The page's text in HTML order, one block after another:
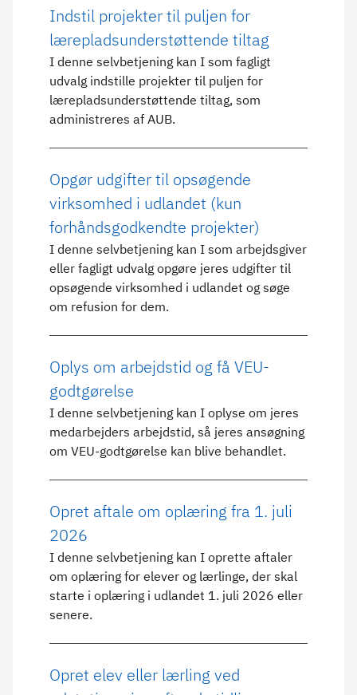
Indstil projekter til puljen for
lærepladsunderstøttende tiltag
I denne selvbetjening kan I som fagligt
udvalg indstille projekter til puljen for
lærepladsunderstøttende tiltag, som
administreres af AUB.
Opgør udgifter til opsøgende
virksomhed i udlandet (kun
forhåndsgodkendte projekter)
I denne selvbetjening kan I som arbejdsgiver
eller fagligt udvalg opgøre jeres udgifter til
opsøgende virksomhed i udlandet og søge
om refusion for dem.
Oplys om arbejdstid og få VEU-
godtgørelse
I denne selvbetjening kan I oplyse om jeres
medarbejders arbejdstid, så jeres ansøgning
om VEU-godtgørelse kan blive behandlet.
Opret aftale om oplæring fra 1. juli
2026
I denne selvbetjening kan I oprette aftaler
om oplæring for elever og lærlinge, der skal
starte i oplæring i udlandet 1. juli 2026 eller
senere.
Opret elev eller lærling ved